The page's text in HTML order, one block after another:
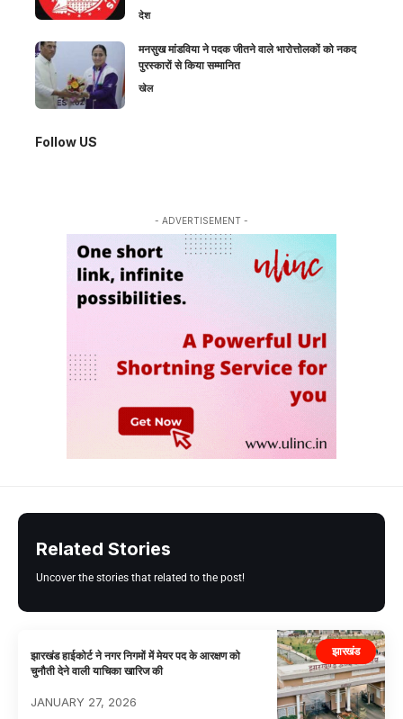
देश
मनसुख मांडविया ने पदक जीतने वाले भारोत्तोलकों को नकद
पुरस्कारों से किया सम्मानित
खेल
Follow US
- ADVERTISEMENT -
Related Stories
Uncover the stories that related to the post!
झारखंड
झारखंड हाईकोर्ट ने नगर निगमों में मेयर पद के आरक्षण को
चुनौती देने वाली याचिका खारिज की
JANUARY 27, 2026